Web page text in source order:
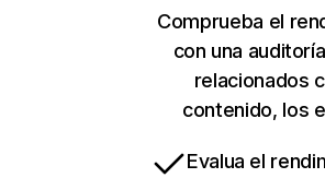
Comprueba el
con una
relacionados
contenido, los
Evalua el